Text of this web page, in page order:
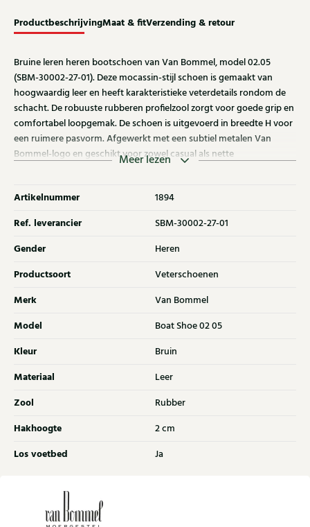
ProductbeschrijvingMaat & fitVerzending & retour
Bruine leren heren bootschoen van Van Bommel, model 02.05
(SBM-30002-27-01). Deze mocassin-stijl schoen is gemaakt van
hoogwaardig leer en heeft karakteristieke veterdetails rondom de
schacht. De robuuste rubberen profielzool zorgt voor goede grip en
comfortabel loopgemak. De schoen is uitgevoerd in breedte H voor
een ruimere pasvorm. Afgewerkt met een subtiel metalen Van
Bommel-logo en geschikt voor zowel casual als nette
Meer lezen
Artikelnummer 1894
Ref. leverancier SBM-30002-27-01
Gender Heren
Productsoort Veterschoenen
Merk Van Bommel
Model Boat Shoe 02 05
Kleur Bruin
Materiaal Leer
Zool Rubber
Hakhoogte 2 cm
Los voetbed Ja